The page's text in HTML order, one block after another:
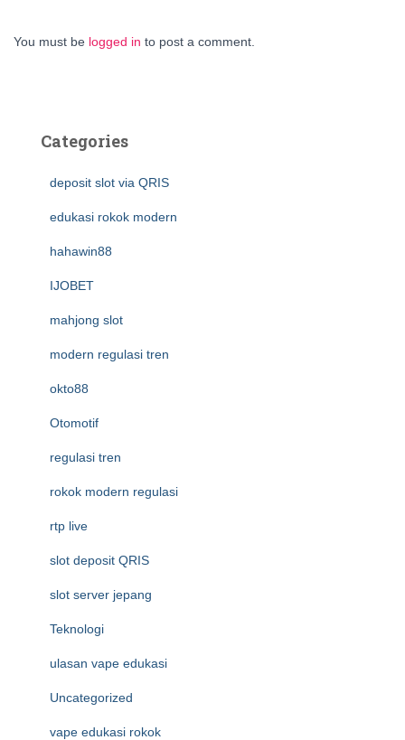
You must be logged in to post a comment.
Categories
deposit slot via QRIS
edukasi rokok modern
hahawin88
IJOBET
mahjong slot
modern regulasi tren
okto88
Otomotif
regulasi tren
rokok modern regulasi
rtp live
slot deposit QRIS
slot server jepang
Teknologi
ulasan vape edukasi
Uncategorized
vape edukasi rokok